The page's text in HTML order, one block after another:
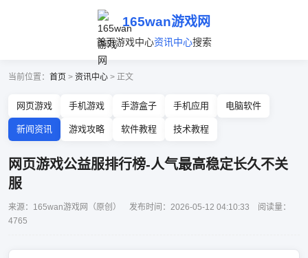
165wan游戏网
首页游戏中心资讯中心搜索
当前位置： 首页 > 资讯中心 > 正文
网页游戏 手机游戏 手游盒子 手机应用 电脑软件
新闻资讯 游戏攻略 软件教程 技术教程
网页游戏公益服排行榜-人气最高稳定长久不关
服
来源：165wan游戏网（原创） 发布时间：2026-05-12 04:10:33 阅读量：
4765